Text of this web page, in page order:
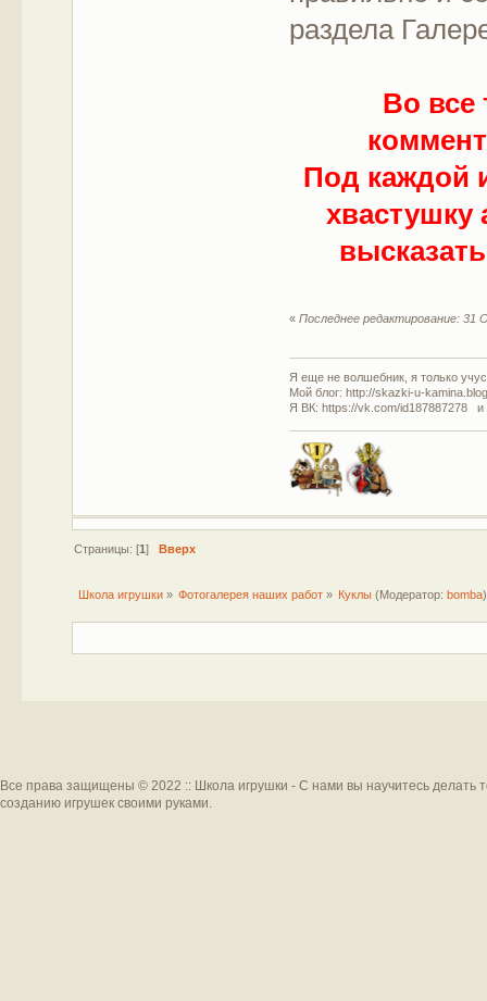
раздела
Во все
Под каждой
«Последнее редактирование: 31
Я еще не волшебник, я только
Мой блог: http://skazki-u-
Я ВК: https://vk.com/id187887278 и
Страницы: [1 ] Вверх
Школа игрушки» Фотогалерея наших работ » Куклы (Модератор:bomba
Все права защищены © 2022 :: Школа игрушки - С нами вы научитесь делать
созданию игрушек своими руками.